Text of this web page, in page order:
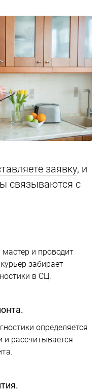
заявку, и
связываются с
и проводит
забирает
в СЦ.
определяется
и рассчитывается